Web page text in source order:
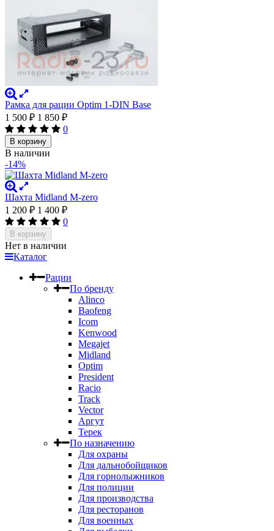
Рамка для рации Optim 1-DIN Base
1 500 ₽ 1 850 ₽
0
В корзину
В наличии
-14%
Шахта Midland M-zero
1 200 ₽ 1 400 ₽
0
В корзину
Нет в наличии
Каталог
Рации
По бренду
Alinco
Baofeng
Icom
Kenwood
Megajet
Midland
Optim
President
Racio
Track
Vector
Аргут
Терек
По назначению
Для охраны
Для дальнобойщиков
Для горнолыжников
Для полиции
Для производства
Для ресторанов
Для военных